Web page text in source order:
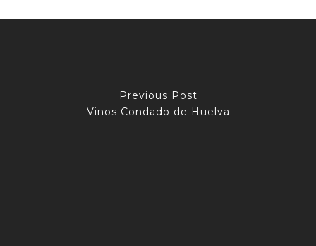
Previous Post
Vinos Condado de Huelva